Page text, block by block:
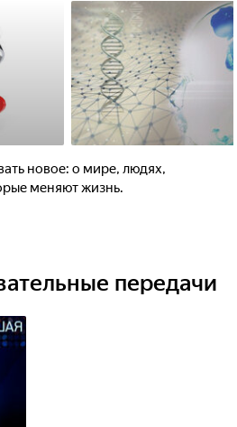
новое: о мире, людях,
меняют жизнь.
передачи